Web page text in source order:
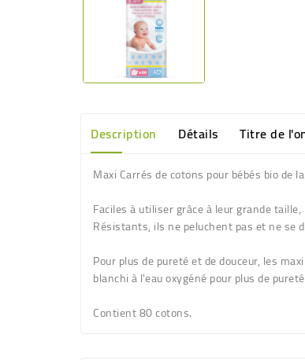
Description Détails Titre de
Maxi Carrés de cotons pour bébés bio de
Faciles à utiliser grâce à leur grande
Résistants, ils ne peluchent pas et ne se
Pour plus de pureté et de douceur, les
blanchi à l'eau oxygéné pour plus de
Contient 80 cotons.